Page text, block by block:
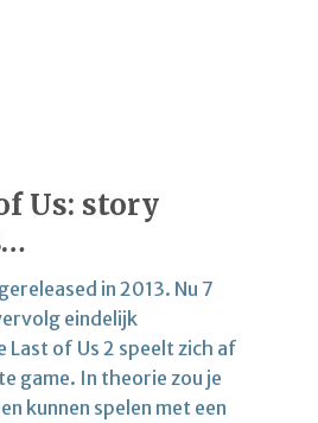
Us: story
in 2013. Nu 7
eindelijk
Last of Us 2 speelt zich af
game. In theorie zou je
kunnen spelen met een